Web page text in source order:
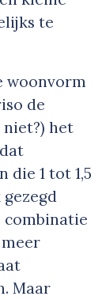
te
woonvorm
de
niet?) het
die 1 tot 1,5
combinatie
Maar